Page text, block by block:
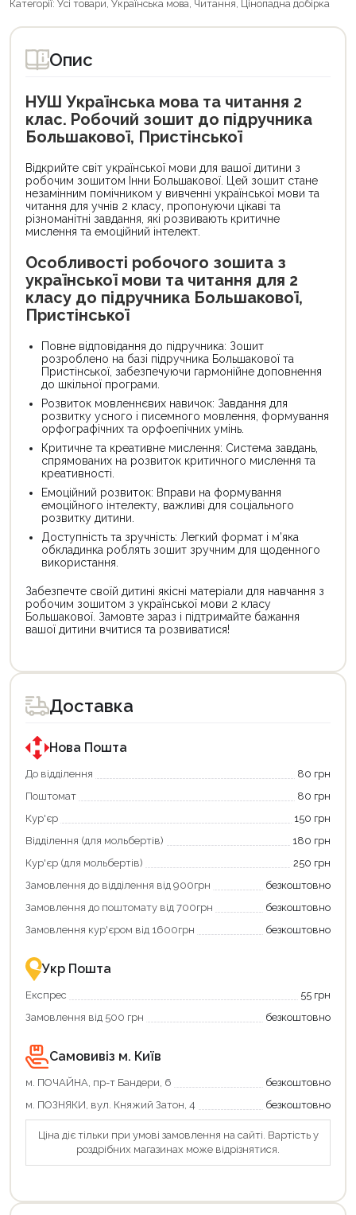
Категорії: Усі товари, Українська мова, Читання, Цінопадна добірка
Опис
НУШ Українська мова та читання 2
клас. Робочий зошит до підручника
Большакової, Пристінської
Відкрийте світ української мови для вашої дитини з
робочим зошитом Інни Большакової. Цей зошит стане
незамінним помічником у вивченні української мови та
читання для учнів 2 класу, пропонуючи цікаві та
різноманітні завдання, які розвивають критичне
мислення та емоційний інтелект.
Особливості робочого зошита з
української мови та читання для 2
класу до підручника Большакової,
Пристінської
Повне відповідання до підручника: Зошит
розроблено на базі підручника Большакової та
Пристінської, забезпечуючи гармонійне доповнення
до шкільної програми.
Розвиток мовленнєвих навичок: Завдання для
розвитку усного і писемного мовлення, формування
орфографічних та орфоепічних умінь.
Критичне та креативне мислення: Система завдань,
спрямованих на розвиток критичного мислення та
креативності.
Емоційний розвиток: Вправи на формування
емоційного інтелекту, важливі для соціального
розвитку дитини.
Доступність та зручність: Легкий формат і м’яка
обкладинка роблять зошит зручним для щоденного
використання.
Забезпечте своїй дитині якісні матеріали для навчання з
робочим зошитом з української мови 2 класу
Большакової. Замовте зараз і підтримайте бажання
вашої дитини вчитися та розвиватися!
товар
для
покупки
державною
програмою
єКнига.
Використовуйте
карту
щоб
зекономити
та
отримати
переваги!
картою
єКнига
–
зручно
та
вигідно!
товар
для
покупки
державною
програмою
«Національний
кешбек».
покупку
«Національний
кешбек»
та
отримуйте
повернення
Економте
більше
разом
державною
підтримкою!
Доставка
Нова Пошта
До відділення
80 грн
Поштомат
80 грн
Кур'єр
150 грн
Відділення (для мольбертів)
180 грн
Кур'єр (для мольбертів)
250 грн
Замовлення до відділення від 900грн
безкоштовно
Замовлення до поштомату від 700грн
безкоштовно
Замовлення кур'єром від 1600грн
безкоштовно
Укр Пошта
Експрес
55 грн
Замовлення від 500 грн
безкоштовно
Самовивіз м. Київ
м. ПОЧАЙНА, пр-т Бандери, 6
безкоштовно
м. ПОЗНЯКИ, вул. Княжий Затон, 4
безкоштовно
Ціна діє тільки при умові замовлення на сайті. Вартість у
роздрібних магазинах може відрізнятися.